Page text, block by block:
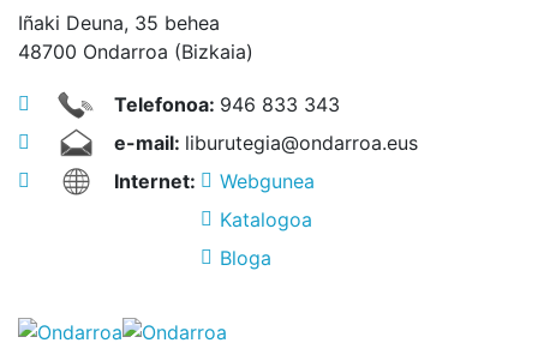
Iñaki Deuna, 35 behea
48700 Ondarroa (Bizkaia)
Telefonoa: 946 833 343
e-mail: liburutegia@ondarroa.eus
Internet:
Webgunea
Katalogoa
Bloga